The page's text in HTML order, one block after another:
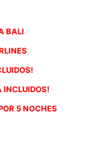
BALI
INCLUIDOS!
5 NOCHES